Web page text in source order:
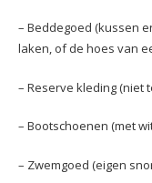
– Beddegoed (kussen
laken, of de hoes van
– Reserve kleding (niet
– Bootschoenen (met
– Zwemgoed (eigen